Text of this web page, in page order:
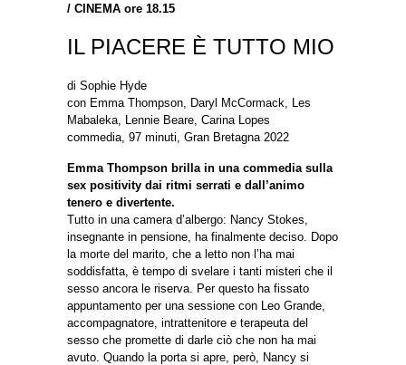
/ CINEMA ore 18.15
IL PIACERE È TUTTO MIO
di Sophie Hyde
con Emma Thompson, Daryl McCormack, Les
Mabaleka, Lennie Beare, Carina Lopes
commedia, 97 minuti, Gran Bretagna 2022
Emma Thompson brilla in una commedia sulla
sex positivity dai ritmi serrati e dall’animo
tenero e divertente.
Tutto in una camera d’albergo: Nancy Stokes,
insegnante in pensione, ha finalmente deciso. Dopo
la morte del marito, che a letto non l’ha mai
soddisfatta, è tempo di svelare i tanti misteri che il
sesso ancora le riserva. Per questo ha fissato
appuntamento per una sessione con Leo Grande,
accompagnatore, intrattenitore e terapeuta del
sesso che promette di darle ciò che non ha mai
avuto. Quando la porta si apre, però, Nancy si